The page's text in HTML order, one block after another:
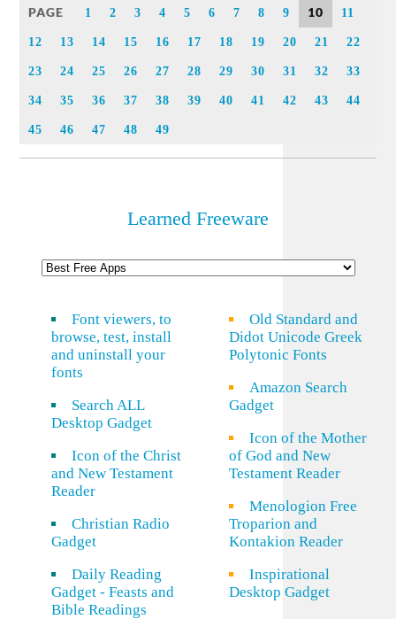
PAGE 1 2 3 4 5 6 7 8 9 10 11
12 13 14 15 16 17 18 19 20 21 22
23 24 25 26 27 28 29 30 31 32 33
34 35 36 37 38 39 40 41 42 43 44
45 46 47 48 49
Learned Freeware
Font viewers, to
browse, test, install
and uninstall your
fonts
Search ALL
Desktop Gadget
Icon of the Christ
and New Testament
Reader
Christian Radio
Gadget
Daily Reading
Gadget - Feasts and
Bible Readings
Old Standard and
Didot Unicode Greek
Polytonic Fonts
Amazon Search
Gadget
Icon of the Mother
of God and New
Testament Reader
Menologion Free
Troparion and
Kontakion Reader
Inspirational
Desktop Gadget